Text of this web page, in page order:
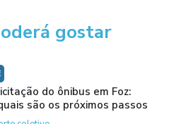
gostar
do ônibus em Foz:
são os próximos passos